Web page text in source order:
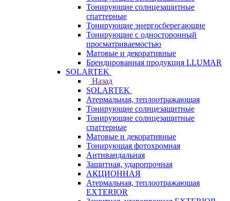
Тонирующие солнцезащитные
спаттерные
Тонирующие энергосберегающие
Тонирующие с односторонный
просматриваемостью
Матовые и декоративные
Брендированная продукция LLUMAR
SOLARTEK
Назад
SOLARTEK
Атермальная, теплоотражающая
Тонирующие солнцезащитные
Тонирующие солнцезащитные
спаттерные
Матовые и декоративные
Тонирующая фотохромная
Антивандальная
Защитная, ударопрочная
АКЦИОННАЯ
Атермальная, теплоотражающая
EXTERIOR